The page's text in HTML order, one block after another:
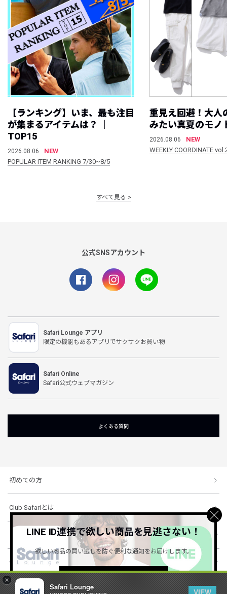
×
Safari Lounge
VIEW
【ランキング】いま、最も注目
が集まるアイテムは？ ｜
TOP15
2026.08.06
NEW
POPULAR ITEM RANKING 7/30~8/5
重見え回避！大人
みたい真夏のモノ
2026.08.06
NEW
WEEKLY COORDINATE
すべて見る
公式SNSアカウント
Safari Lounge アプリ
限定の機能もあるアプリでサクサクお買い物
Safari Online
Safari公式ウェブマガジン
よくある質問
初めての方
Club Safariとは
ショッピングガイド
会社概要・規約
LINE ID連携で欲しい商品を見逃さない！
欲しい商品の買い逃しを防ぐ便利な通知をお届けします。
詳しくはこちら ＞